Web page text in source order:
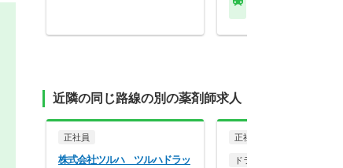
近隣の同じ路線の別の薬剤師求人
正社員
株式会社ツルハ ツルハドラッ
正社員
ドラッグストア（OTCのみ